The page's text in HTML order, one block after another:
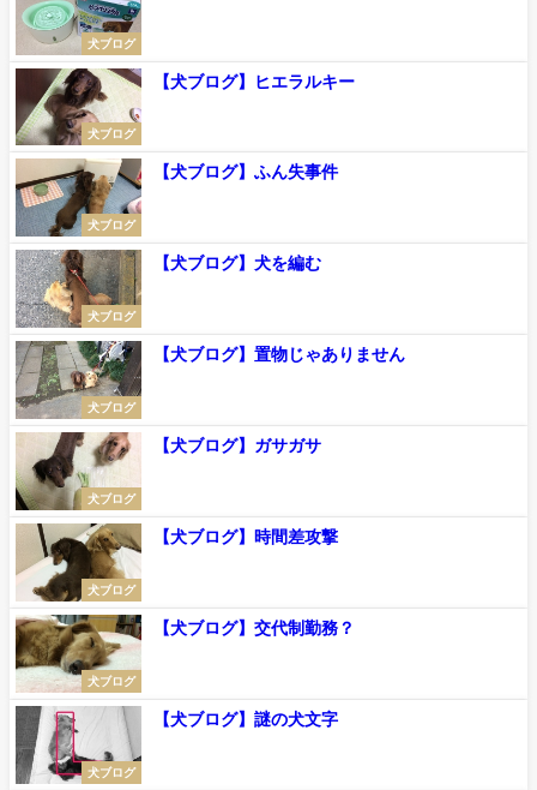
犬ブログ
犬ブログ
【犬ブログ】ヒエラルキー
犬ブログ
【犬ブログ】ふん失事件
犬ブログ
【犬ブログ】犬を編む
犬ブログ
【犬ブログ】置物じゃありません
犬ブログ
【犬ブログ】ガサガサ
犬ブログ
【犬ブログ】時間差攻撃
犬ブログ
【犬ブログ】交代制勤務？
犬ブログ
【犬ブログ】謎の犬文字